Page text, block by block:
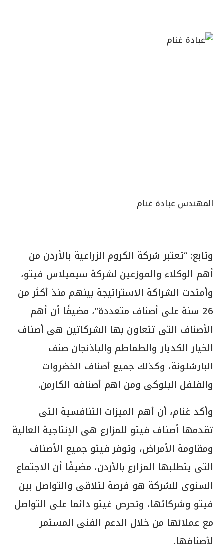
المهندس عبادة غنام
وتابع: “تعتبر شركة الكروم الزراعية بالأردن من
أهم الوكلاء والموزعين لشركة سيميلاس فيتو،
وأمتدت الشراكة الاستراتيجة بينهم منذ أكثر من
26 سنة على أصناف متعددة”، مضيفًا أن أهم
الأصناف التى تتعاون بها الشركاتين هى أصناف
الخيار الكديار والطماطم والباذنجان صنف
البارشلونة، وكذلك جميع أصناف الخضروات
والفلفل البلوكى ومن اهم أصنافه الكارمن.
وأكد غنام، أن أهم الميزات التنافسية التى
تقدمها أصناف فيتو للمزارع هى الإنتاجية العالية
ومقاومة الأمراض، وتوفر فيتو جميع الأصناف
التى يتطلبها المزارع بالأردن، مضيفًا أن الاجتماع
السنوى للشركة هو فرصة لتلاقى والتواصل بين
فيتو وشركائها، وتحرص فيتو دائما على التواصل
مع عملائها من خلال الدعم الفنى المستمر
لأصنافها.